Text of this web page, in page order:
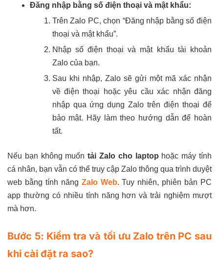
Đăng nhập bằng số điện thoại và mật khẩu:
Trên Zalo PC, chọn “Đăng nhập bằng số điện
thoại và mật khẩu”.
Nhập số điện thoại và mật khẩu tài khoản
Zalo của bạn.
Sau khi nhập, Zalo sẽ gửi một mã xác nhận
về điện thoại hoặc yêu cầu xác nhận đăng
nhập qua ứng dụng Zalo trên điện thoại để
bảo mật. Hãy làm theo hướng dẫn để hoàn
tất.
Nếu bạn không muốntải Zalo cho laptop hoặc máy tính
cá nhân, bạn vẫn có thể truy cập Zalo thông qua trình duyệt
web bằng tính năng Zalo Web. Tuy nhiên, phiên bản PC
app thường có nhiều tính năng hơn và trải nghiệm mượt
mà hơn.
Bước 5: Kiểm tra và tối ưu Zalo trên PC sau
khi cài đặt ra sao?